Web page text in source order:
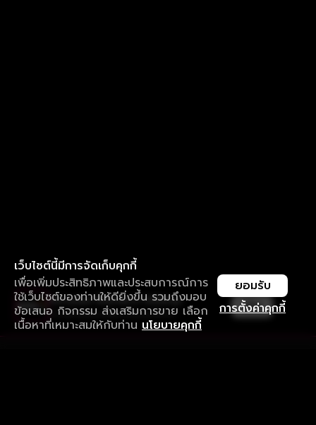
เว็บไซต์นี้มีการจัดเก็บคุกกี้
เพื่อเพิ่มประสิทธิภาพและประสบการณ์การ
ใช้เว็บไซต์ของท่านให้ดียิ่งขึ้น รวมถึงมอบ
ข้อเสนอ กิจกรรม ส่งเสริมการขาย เลือก
เนื้อหาที่เหมาะสมให้กับท่าน นโยบายคุกกี้
การตั้งค่าคุกกี้
ยอมรับ
ใช้งานแอป ลื่นไหลกว่า ไม่มีสะดุด
ดาวน์โหลดแอปเพื่อการรับชมที่ดีกว่า เปิด